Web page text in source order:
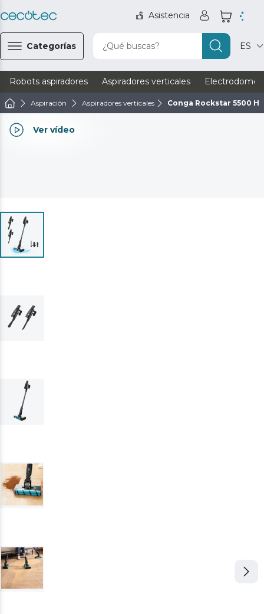
Asistencia
Categorías ¿Qué buscas? ES
Robots aspiradores Aspiradores verticales
Aspiración Aspiradores verticales Conga Rockstar 5500
Ver vídeo